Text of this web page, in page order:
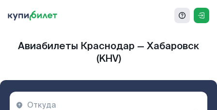
Авиабилеты Краснодар — Хабаровск
(KHV)